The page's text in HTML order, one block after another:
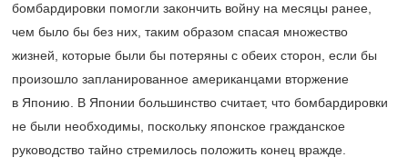
бомбардировки помогли закончить войну на месяцы ранее,
чем было бы без них, таким образом спасая множество
жизней, которые были бы потеряны с обеих сторон, если бы
произошло запланированное американцами вторжение
в Японию. В Японии большинство считает, что бомбардировки
не были необходимы, поскольку японское гражданское
руководство тайно стремилось положить конец вражде.